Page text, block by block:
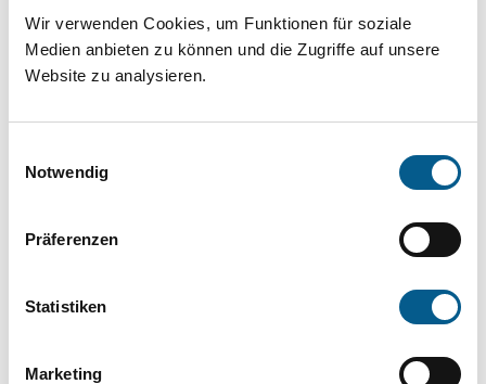
Wir verwenden Cookies, um Funktionen für soziale
Medien anbieten zu können und die Zugriffe auf unsere
Website zu analysieren.
Notwendig
Präferenzen
Statistiken
Marketing
Suche bitte die Groß- und Kleinschreibung
beachten.
Bitte Suchbegriff eingeben. Ergebnisse
können durch die Wahl von Bereichen oder
Suchen